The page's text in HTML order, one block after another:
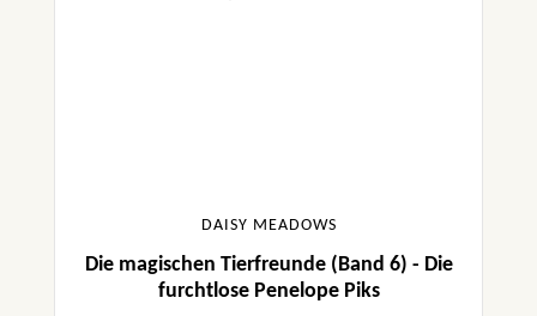
DAISY MEADOWS
Die magischen Tierfreunde (Band 6) - Die
furchtlose Penelope Piks